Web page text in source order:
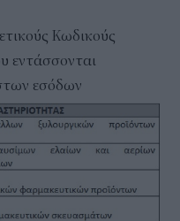
Κωδικούς
εντάσσονται
εσόδων